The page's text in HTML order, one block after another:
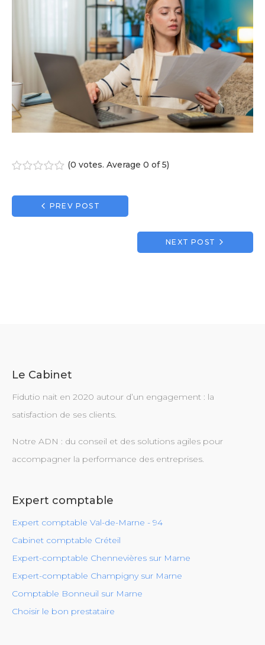
(0 votes. Average 0 of 5)
Navigation
de
PREV POST
NEXT POST
Le Cabinet
Fidutio nait en 2020 autour d’un engagement : la
satisfaction de ses clients.
Notre ADN : du conseil et des solutions agiles pour
accompagner la performance des entreprises.
Expert comptable
Expert comptable Val-de-Marne - 94
Cabinet comptable Créteil
Expert-comptable Chennevières sur Marne
Expert-comptable Champigny sur Marne
Comptable Bonneuil sur Marne
Choisir le bon prestataire